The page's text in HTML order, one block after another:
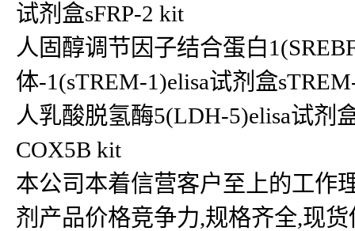
试剂盒sFRP-2 kit
人固醇调节因子结合蛋白
体-1(sTREM-1)elisa试剂盒
人乳酸脱氢酶5(LDH-5)elisa试剂
COX5B kit
本公司本着信营客户至上的工作
剂产品价格竞争力,规格齐全,现